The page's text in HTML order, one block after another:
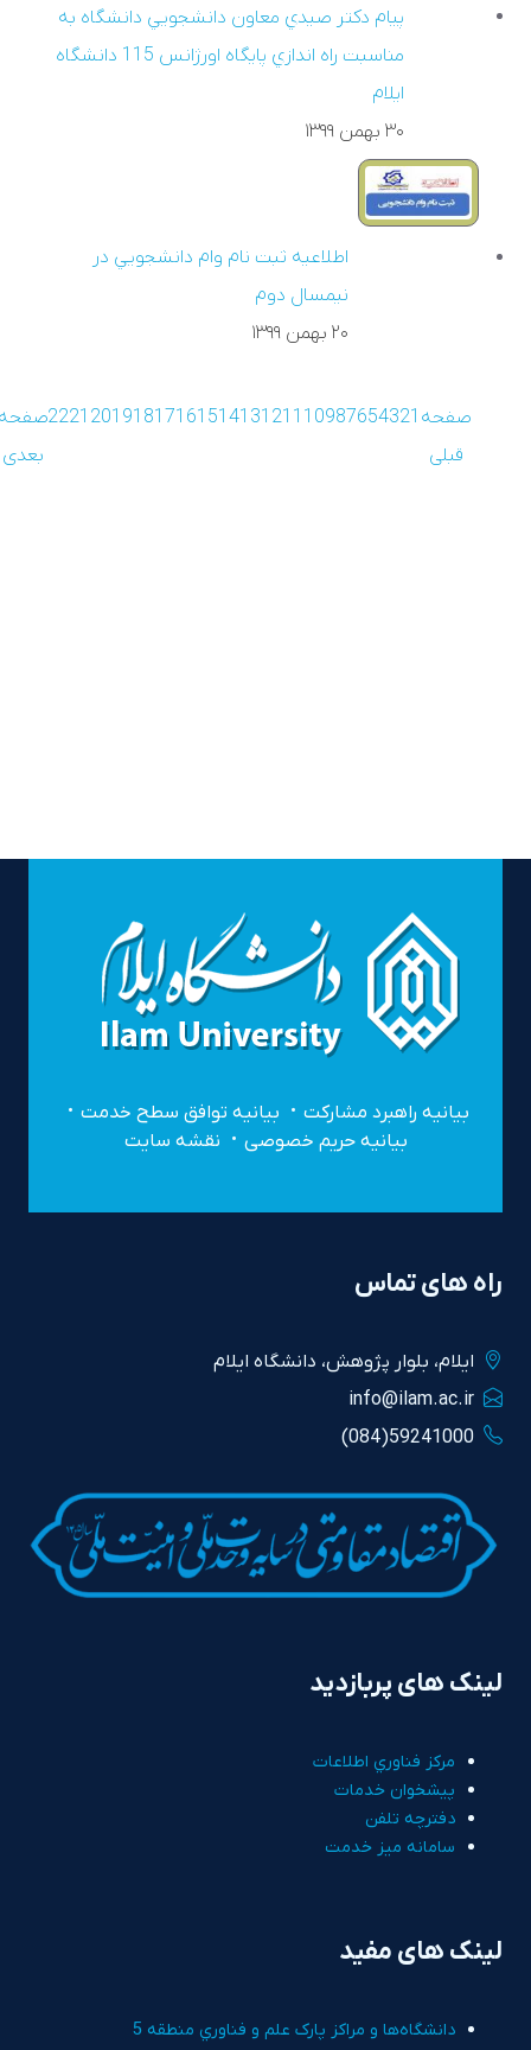
پيام دکتر صيدي معاون دانشجويي دانشگاه به
مناسبت راه اندازي پايگاه اورژانس 115 دانشگاه
ايلام
۳۰ بهمن ۱۳۹۹
اطلاعيه ثبت نام وام دانشجويي در
نيمسال دوم
۲۰ بهمن ۱۳۹۹
صفحه
قبلی
1
2
3
4
5
6
7
8
9
10
11
12
13
14
15
16
17
18
19
20
21
22
بعدی
بیانیه راهبرد مشارکت
بیانیه توافق سطح خدمت
بیانیه حریم خصوصی
نقشه سایت
راه های تماس
ايلام، بلوار پژوهش، دانشگاه ايلام
info@ilam.ac.ir
59241000(084)
لینک های پربازدید
مرکز فناوري اطلاعات
پيشخوان خدمات
دفترچه تلفن
سامانه ميز خدمت
لینک های مفید
دانشگاه‌ها و مراکز پارک علم و فناوري منطقه 5